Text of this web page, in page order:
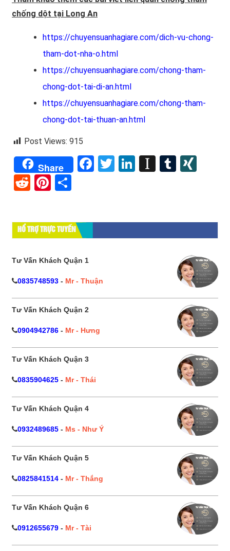
chống dột tại Long An
https://chuyensuanhagiare.com/dich-vu-chong-
tham-dot-nha-o.html
https://chuyensuanhagiare.com/chong-tham-
chong-dot-tai-di-an.html
https://chuyensuanhagiare.com/chong-tham-
chong-dot-tai-thuan-an.html
Post Views: 915
Share Facebook
Twitter
LinkedInTumblr
RedditPinterest
HỔ TRỢ TRỰC TUYẾN
Tư Vấn Khách Quận 1
0835748593 - Mr - Thuận
Tư Vấn Khách Quận 2
0904942786 - Mr - Hưng
Tư Vấn Khách Quận 3
0835904625 - Mr - Thái
Tư Vấn Khách Quận 4
0932489685 - Ms - Như Ý
Tư Vấn Khách Quận 5
0825841514 - Mr - Thắng
Tư Vấn Khách Quận 6
0912655679 - Mr - Tài